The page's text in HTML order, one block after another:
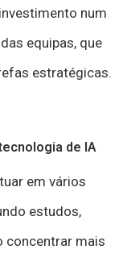
num
equipas, que
estratégicas.
de IA
em vários
estudos,
concentrar mais